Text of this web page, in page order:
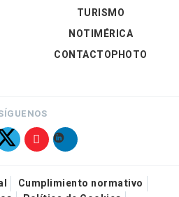
TURISMO
NOTIMÉRICA
CONTACTOPHOTO
Cumplimiento normativo